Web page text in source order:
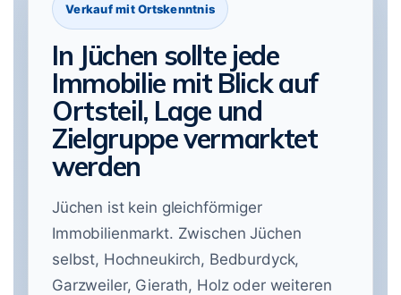
Verkauf mit Ortskenntnis
In Jüchen sollte jede
Immobilie mit Blick auf
Ortsteil, Lage und
Zielgruppe vermarktet
werden
Jüchen ist kein gleichförmiger
Immobilienmarkt. Zwischen Jüchen
selbst, Hochneukirch, Bedburdyck,
Garzweiler, Gierath, Holz oder weiteren